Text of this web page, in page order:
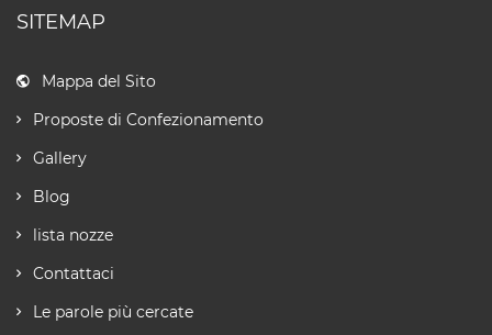
SITEMAP
Mappa del Sito
Proposte di Confezionamento
Gallery
Blog
lista nozze
Contattaci
Le parole più cercate